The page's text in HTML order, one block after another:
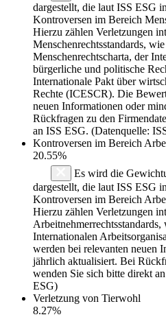
dargestellt, die laut ISS ESG
Kontroversen im Bereich
Hierzu zählen Verletzungen
Menschenrechtsstandards,
Menschenrechtscharta, der
bürgerliche und politische
Internationale Pakt über
Rechte (ICESCR). Die
neuen Informationen oder
Rückfragen zu den
an ISS ESG. (Datenquelle:
Kontroversen im Bereich
20.55%
Es wird die
dargestellt, die laut ISS ESG
Kontroversen im Bereich
Hierzu zählen Verletzungen
Internationalen
werden bei relevanten neuen
jährlich aktualisiert. Bei
wenden Sie sich bitte direkt
ESG)
Verletzung von Tierwohl
8.27%